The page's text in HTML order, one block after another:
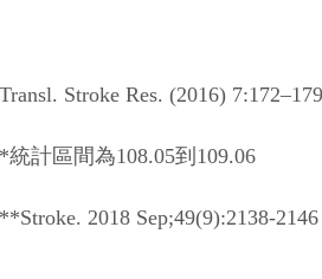
Stroke Res. (2016) 7:172–179
統計區間為108.05到109.06
2018 Sep;49(9):2138-2146